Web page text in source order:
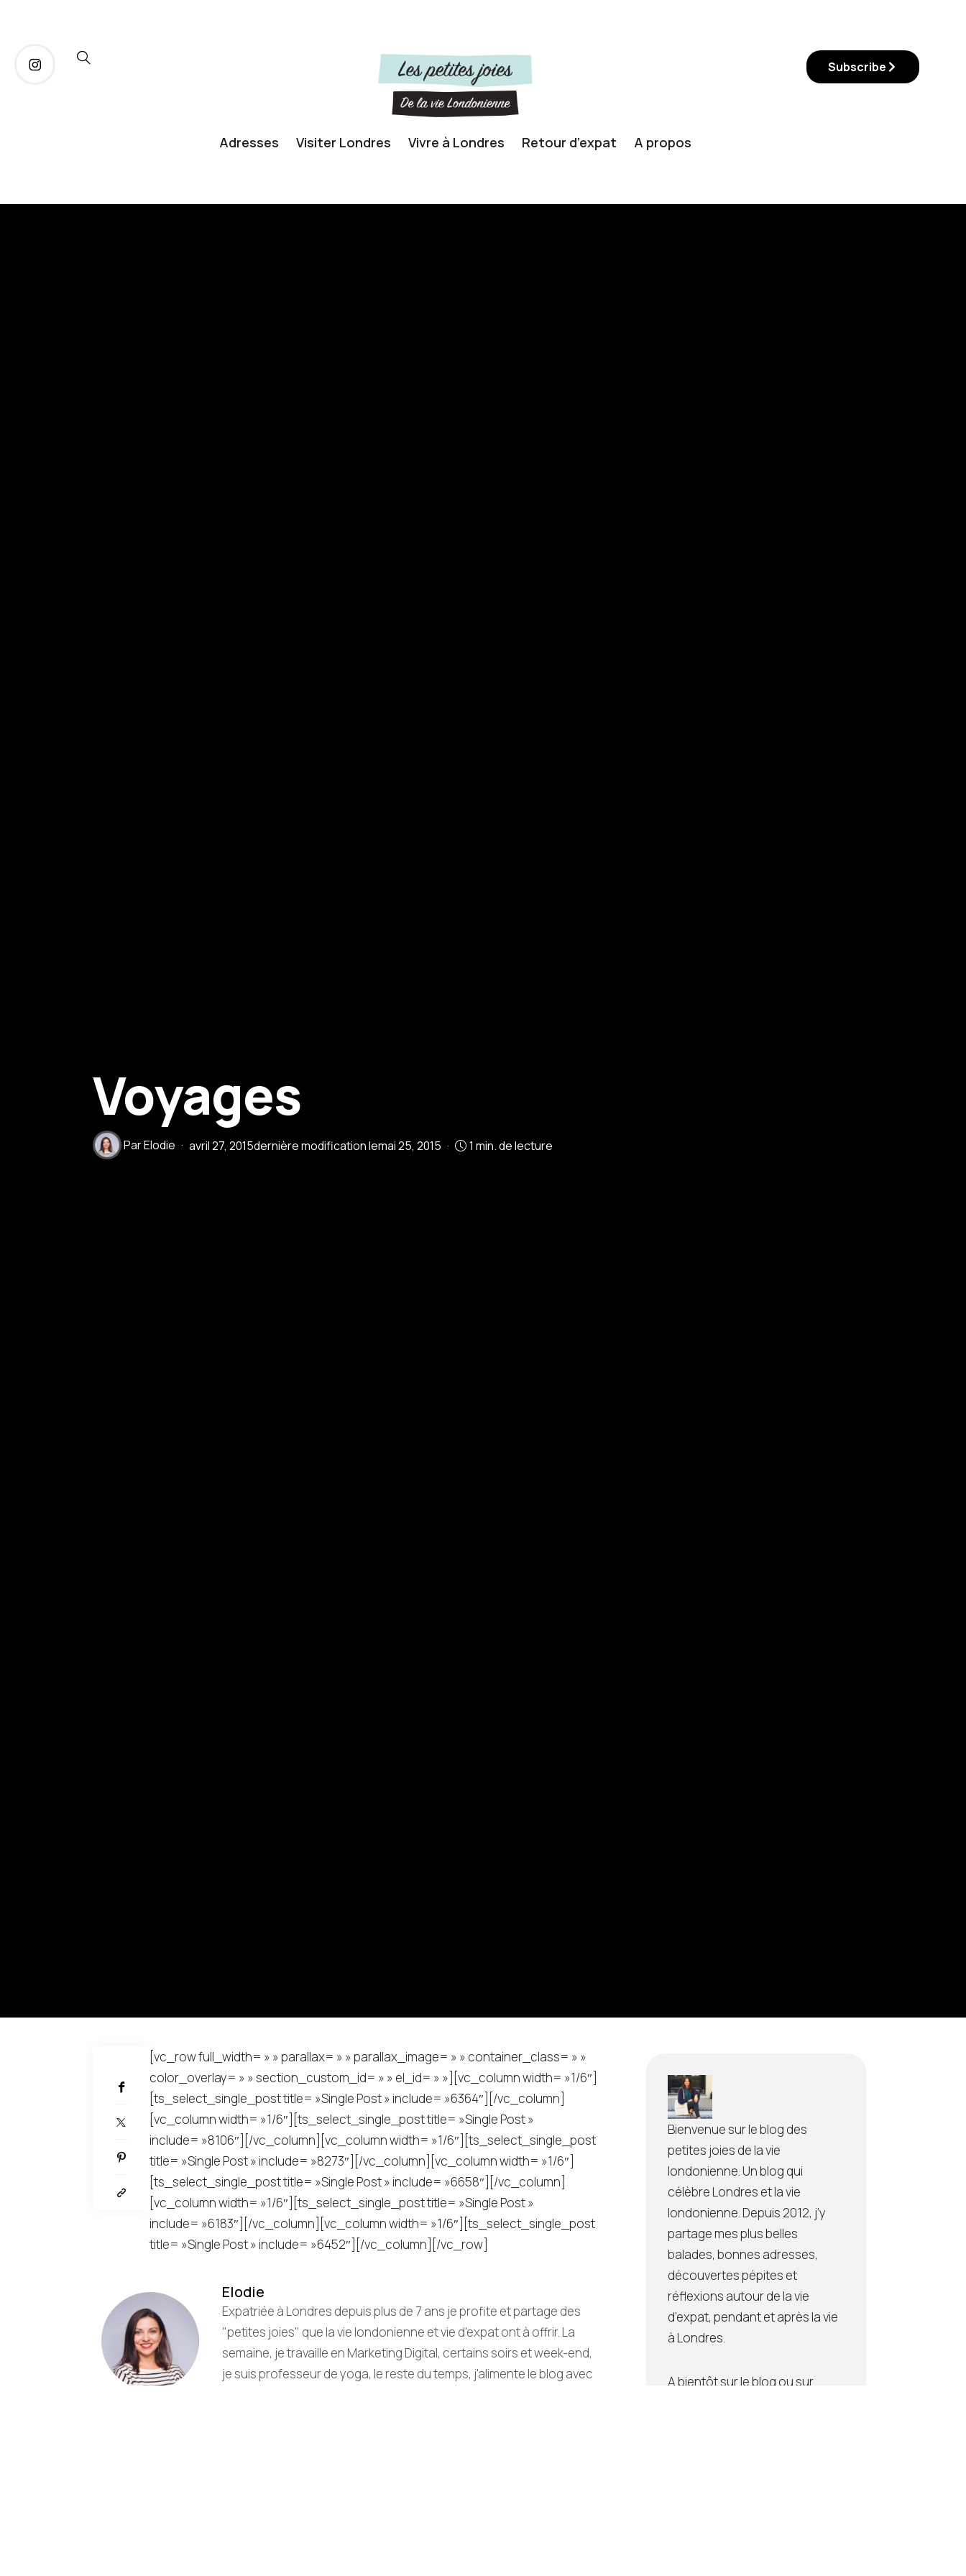
Adresses Visiter Londres Vivre à Londres Retour d’expat A propos
Subscribe
Voyages
ParElodie avril 27, 2015dernière modification lemai 25, 2015 1 min. de lecture
[vc_row full_width= » » parallax= » » parallax_image= » » container_class= » »
color_overlay= » » section_custom_id= » » el_id= » »][vc_column width= »1/6″]
[ts_select_single_post title= »Single Post » include= »6364″][/vc_column]
[vc_column width= »1/6″][ts_select_single_post title= »Single Post »
include= »8106″][/vc_column][vc_column width= »1/6″][ts_select_single_post
title= »Single Post » include= »8273″][/vc_column][vc_column width= »1/6″]
[ts_select_single_post title= »Single Post » include= »6658″][/vc_column]
[vc_column width= »1/6″][ts_select_single_post title= »Single Post »
include= »6183″][/vc_column][vc_column width= »1/6″][ts_select_single_post
title= »Single Post » include= »6452″][/vc_column][/vc_row]
Elodie
Expatriée à Londres depuis plus de 7 ans je profite et partage des
"petites joies" que la vie londonienne et vie d'expat ont à offrir. La
semaine, je travaille en Marketing Digital, certains soirs et week-end,
je suis professeur de yoga, le reste du temps, j'alimente le blog avec
Bienvenue sur le blog des
petites joies de la vie
londonienne. Un blog qui
célèbre Londres et la vie
londonienne. Depuis 2012, j’y
partage mes plus belles
balades, bonnes adresses,
découvertes pépites et
réflexions autour de la vie
d’expat, pendant et après la vie
à Londres.
A bientôt sur le blog ou sur